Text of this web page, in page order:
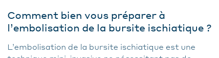
Comment bien vous préparer à
l’embolisation de la bursite ischiatique ?
L’embolisation de la bursite ischiatique est une